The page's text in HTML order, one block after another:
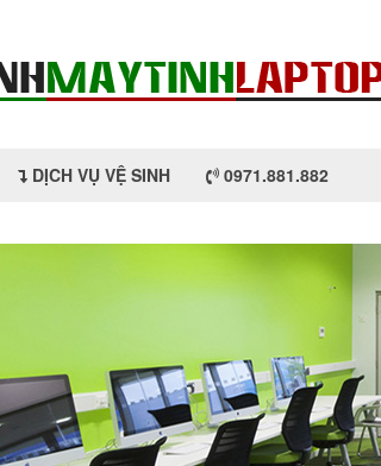
DỊCH VỤ VỆ SINH 0971.881.882